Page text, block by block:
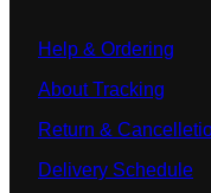
Help & Ordering
About Tracking
Return &
Delivery Schedule